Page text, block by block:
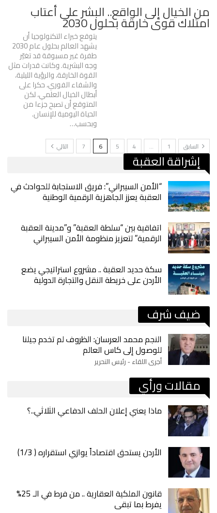
من الخيال إلى الواقع.. البشر على أعتاب
امتلاك قوى خارقة بحلول 2030
يتوقع خبراء التكنولوجيا أن
يشهد العالم بحلول عام 2030
طفرة غير مسبوقة قد تغيّر
وجه البشرية. وكانت قدرات مثل
القوة الخارقة، والرؤية الليلية،
والشفاء الفوري، حكرا على
أبطال الخيال العلمي، لكن
المتوقع أن تصبح جزءا من
الحياة اليومية للإنسان.
وبحسب…
السابق 1
…
4
5
6
7 التالي
إشراقة العقبة
“الأمن السيبراني”: فريق الاستجابة للحوادث في
العقبة يعزز الجاهزية الرقمية الوطنية
اتفاقية بين “سلطة العقبة” و”مدينة العقبة
الرقمية” لتعزيز منظومة الأمن السيبراني
سكة حديد العقبة .. مشروع استراتيجي يضع
الأردن على خريطة النقل والتجارة الدولية
ضيف شرف
النجم محمد العرسان: الظروف لم تخدم جيلنا
للوصول إلى كاس العالم
أجرى اللقاء - رئيس التحرير
مقالات ورأي
ماذا يعني إعلان الحلف الدفاعي الثلاثي..؟
الأردن يستحق اقتصاداً يوازي استقراره ( 1/3)
قانون الملكية العقارية .. من فرط في الـ 25%
يفرط بما تبقى